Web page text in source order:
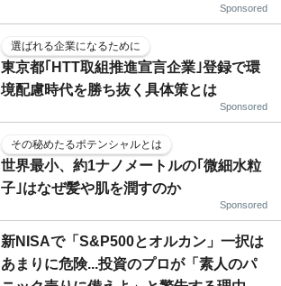
Sponsored
選ばれる企業になるために
東京都｢HTT取組推進宣言企業｣登録で環
境配慮時代を勝ち抜く具体策とは
Sponsored
その秘めたるポテンシャルとは
世界最小、約1ナノメートルの｢微細水粒
子｣はなぜ髪や肌を潤すのか
Sponsored
新NISAで「S&P500とオルカン」一択は
あまりに危険...投資のプロが「素人のパ